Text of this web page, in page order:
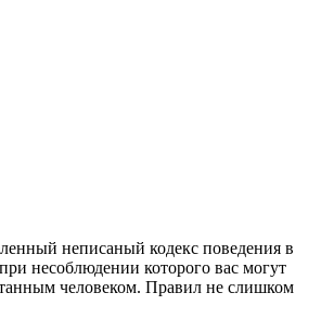
непи­саный кодекс поведения в
несоблюдении которого вас могут
человеком. Правил не слишком